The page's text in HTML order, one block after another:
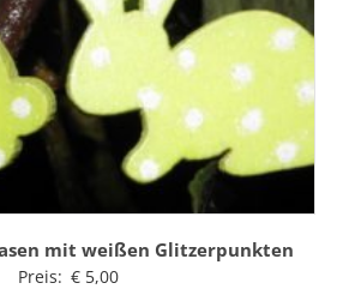
mit weißen Glitzerpunkten
Preis: €5,00